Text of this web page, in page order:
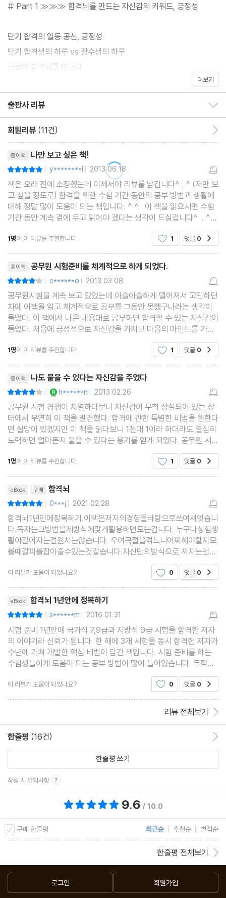
# Part 1 ≫≫≫ 합격뇌를 만드는 자신감의 키워드, 긍정성
단기 합격의 일등 공신, 긍정성
단기 합격생의 하루 vs 장수생의 하루
긍정이 합격뇌를 만든다
칭찬과 집중력의 신기한 관계
공부하기 전 5분 투자로 합격 찜하기
합격 일기 미리 쓰기
감정 에너지를 올릴 수 있는 자신만의 비법을 찾자
합격뇌를 만드는 5가지 생각 훈련
긍정과 부정의 황금비율 3:1
슬럼프, EFT로 치유하자
합격 수기 ① 김지혜│ 필기 3관왕의 필승 노하우‘
아버지’
# Part 2 ≫≫≫ 공무원 1년 안에 합격하는 최고의 학습 전략 ①
인출식 퀴즈법
합격을 부르는 인출식 퀴즈법
무식한 회독은 가라, 알고 있다는 생각은 착각
공무원 시험에 가장 잘 맞는 퀴즈식 공부법
합격 수기 ② 이정은│ 오아시스 같은 획기적 퀴즈법으로 1년 안에
정복
# Part 3 ≫≫≫ 공무원 1년 안에 합격하는 최고의 학습 전략 ②
최소 노력 최대 기억 똑똑반복법
공부의 끝이 보이는 똑똑반복법
똑똑반복법으로 천재적 기억력 획득
익혀 보자! 똑똑반복법
콕콕 집어 적용해 보기
똑똑반복법 제대로 활용하기
합격 수기 ③ 김진희│ EFT 심리 치료와 기출문제 위주로 2관왕 달
# Part 4 ≫≫≫ 공무원 1년 안에 합격하는 최고의 학습 전략 ③
기억을 완성하는 연상 암기법
그림과 이야기로 외우는 ‘연상 암기법’
실전 적용 - 단순 연결법
합격 수기 ④ 김재석│ 면접 트라우마 극복하고 7급 공무원 합격
# Part 5 ≫≫≫ 합격뇌, 단기 합격 로드맵
합격생 스타일 vs 장수생 스타일
공부량을 줄여 가는 ‘합격뇌’ 5단계 스케줄
1단계 - 이해독
2단계 - 암기독
4단계 - 예상문제집 풀이
5단계 - 시험 전 총정리
더보기
출판사 리뷰
회원리뷰 (11건)
종이책 나만 보고 싶은 책!
| y********l | 2013.06.18
책은 오래 전에 소장했는데 이제서야 리뷰를 남깁니다^ . ^ (저만 보
고 싶을 정도로) 합격을 위한 수험 기간 동안의 공부 방법과 생활에
대해 정말 많이 도움이 되는 책입니다. ^ ^ 이 책을 읽으시면 수험
기간 동안 계속 곁에 두고 읽어야 겠다는 생각이 드실겁니다^ . ^
(그렇게 때문에 공무원을 준비하시는 수험생들께 적극 추천 드립니
다 * . *) 제가 이 책을 알게 된 것
1명이 이 리뷰를 추천합니다. 1 댓글 0
종이책 공무원 시험준비를 체계적으로 하게 되었다.
| c******o | 2013.03.08
공무원시험을 계속 보고 있었는데 아슬아슬하게 떨어져서 고민하던
차에 이책을 읽고 체계적으로 공부를 그동안 못했구나라는 생각이
들었다. 이 책에서 나온 내용대로 공부하면 합격할 수 있는 자신감이
들었다. 처음에 긍정적으로 자신감을 가지고 마음의 마인드를 가지
고 암기법을 가지고 암기하면 오래기억될 수 있을것 같다.
1명이 이 리뷰를 추천합니다. 1 댓글 0
종이책 나도 붙을 수 있다는 자신감을 주었다
| h******n | 2013.02.26
공무원 시험 경쟁이 치열하다보니 자신감이 무척 상실되어 있는 상
태에서 우연히 이 책을 발견했다. 합격에 관한 특별한 비법을 원한다
면 실망이 있겠지만 이 책을 읽다보니 1천대 1이라 하더라도 열심히
노력하면 얼마든지 붙을 수 있다는 용기를 얻게 되었다. 공무원 시험
을 준비하는 사람이라면 무작정 암기만 할게 아니라 현재 자신의 공
부 상태를 점검해볼겸 한번 읽어볼만 한
1명이 이 리뷰를 추천합니다. 1 댓글 0
eBook 구매 합격뇌
| 0***j | 2021.02.28
합격뇌1년안에정복하기.이책은저자의경헝을바탕으로쓰여셔잇습니
다.독자는그방법을제방식에맞게활용하면도는겁니다. 누구나싱험생
활이길어지는걸원치는않습니다. 우여곡절을겪느니어찌해야할지모
를때갈피를잡아줄수있는것같습니다.자신만의방식으로.저자는멘탈
을관리하는것도강조하니카그점도숙지하면서말입니다.일년안에정
복할수있기를
이 리뷰가 도움이 되었나요? 0 댓글 0
eBook 합격뇌 1년안에 정복하기
| s******m | 2016.01.31
시험 준비 1년만에 국가직 7,9급과 지방직 9급 시험을 합격한 저자
의 이야기라 신뢰가 됩니다. 한 해에 3개 시험을 동시 합격한 저자가
수년에 거쳐 개발한 핵심 비법이 담긴 책입니다. 시험 준비를 하는
수험생들이게 도움이 되는 공부 방법이 많이 들어있습니다. 무작정
무식하게 공부만 한다고 되는 건 아닌 것 같습니다. 더 쉽게 할 수 있
는 방법이 있다면 그런 방법을 이용하는 게
이 리뷰가 도움이 되었나요? 0 댓글 0
리뷰 전체보기
한줄평 (16건)
한줄평 쓰기
작성 시 유의사항
9.6 / 10.0
구매 한줄평 최근순 추천순 별점순
한줄평 전체보기
로그인 회원가입